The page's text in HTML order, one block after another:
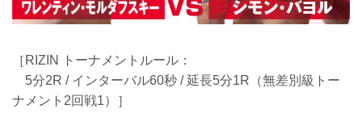
［RIZIN トーナメントルール：
5分2R / インターバル60秒 / 延長5分1R（無差別級トー
ナメント2回戦1）］